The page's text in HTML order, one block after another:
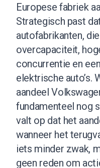
Europese fabriek
Strategisch past
autofabrikanten,
overcapaciteit,
concurrentie en
elektrische auto’s.
aandeel
fundamenteel nog
valt op dat het
wanneer het
iets minder zwak,
geen reden om